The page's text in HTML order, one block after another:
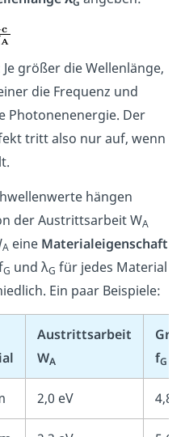
größer die Wellenlänge,
die Frequenz und
Photonenenergie. Der
tritt also nur auf, wenn
hängen
der Austrittsarbeit WA
A eine Materialeigenschaft
G und λG für jedes Material
Ein paar Beispiele:
Austrittsarbeit
WA
fG
2,0 eV 4,8 ·